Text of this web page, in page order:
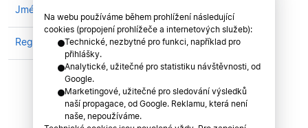
Jméno
Registrován v klubu STK PRAHA
Na webu používáme během prohlížení následující
cookies (propojení prohlížeče a internetových služeb):
Technické, nezbytné pro funkci, například pro
přihlášky.
Analytické, užitečné pro statistiku návštěvnosti, od
Google.
Marketingové, užitečné pro sledování výsledků
naší propagace, od Google. Reklamu, která není
naše, nepoužíváme.